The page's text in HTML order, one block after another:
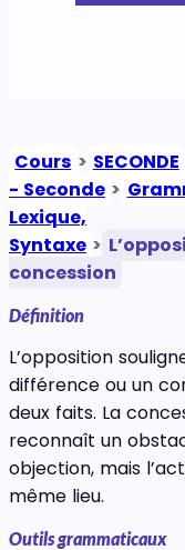
Cours > SECONDE
- Seconde >
Lexique,
Syntaxe >
concession
Définition
L’opposition
différence ou un
deux faits. La
reconnaît un
objection, mais
même lieu.
Outils grammaticaux